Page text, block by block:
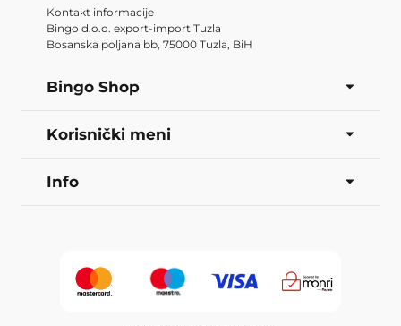
Kontakt informacije
Bingo d.o.o. export-import Tuzla
Bosanska poljana bb, 75000 Tuzla, BiH
Bingo Shop
Korisnički meni
Info